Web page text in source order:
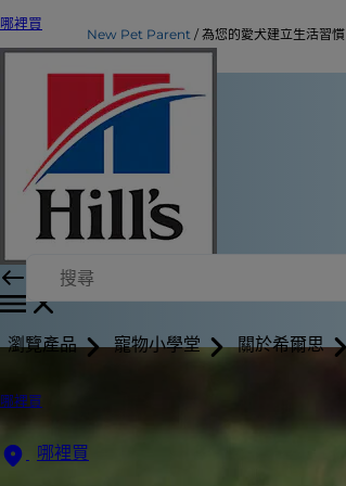
哪裡買
瀏覽產品 寵物小學堂 關於希爾思
哪裡買
哪裡買
New Pet Parent 為您的愛犬建立生活習慣